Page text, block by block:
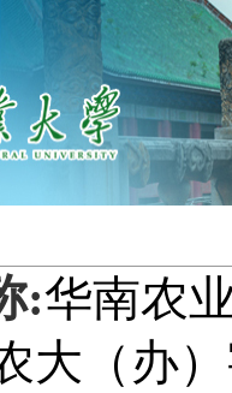
:华南农
大（办